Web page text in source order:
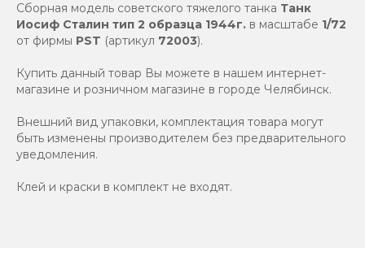
Сборная модель советского тяжелого танка Танк
Иосиф Сталин тип 2 образца 1944г. в масштабе 1/72
от фирмы PST (артикул 72003).
Купить данный товар Вы можете в нашем интернет-
магазине и розничном магазине в городе Челябинск.
Внешний вид упаковки, комплектация товара могут
быть изменены производителем без предварительного
уведомления.
Клей и краски в комплект не входят.